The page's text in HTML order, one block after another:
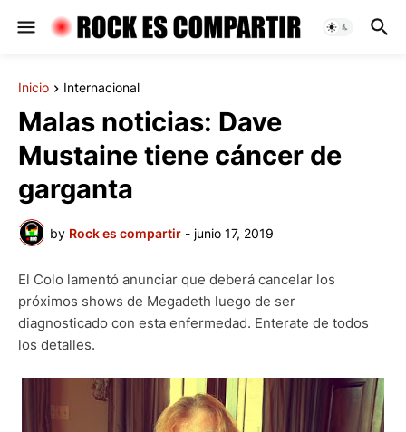
Inicio Internacional
Malas noticias: Dave
Mustaine tiene cáncer de
garganta
by Rock es compartir - junio 17, 2019
El Colo lamentó anunciar que deberá cancelar los
próximos shows de Megadeth luego de ser
diagnosticado con esta enfermedad. Enterate de todos
los detalles.